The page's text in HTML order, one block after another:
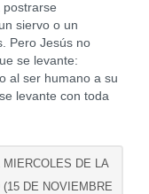
siervo o un
Pero Jesús no
se levante:
al ser humano a su
levante con toda
MIERCOLES DE LA
DE NOVIEMBRE